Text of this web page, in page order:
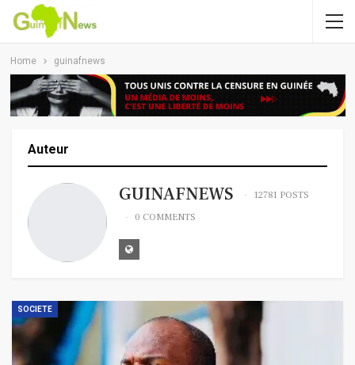
Home guinafnews
Auteur
GUINAFNEWS
12781 POSTS
0 COMMENTS
SOCIETE